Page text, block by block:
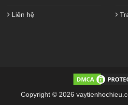
Liên hệ
Copyright © 2026